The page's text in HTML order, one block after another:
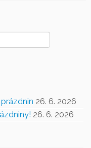
26. 6. 2026
26. 6. 2026